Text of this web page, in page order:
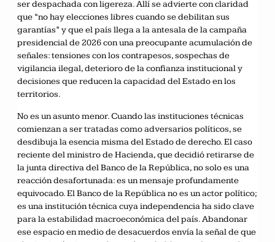
ser despachada con ligereza. Allí se advierte con claridad
que “no hay elecciones libres cuando se debilitan sus
garantías” y que el país llega a la antesala de la campaña
presidencial de 2026 con una preocupante acumulación de
señales: tensiones con los contrapesos, sospechas de
vigilancia ilegal, deterioro de la confianza institucional y
decisiones que reducen la capacidad del Estado en los
territorios.
No es un asunto menor. Cuando las instituciones técnicas
comienzan a ser tratadas como adversarios políticos, se
desdibuja la esencia misma del Estado de derecho. El caso
reciente del ministro de Hacienda, que decidió retirarse de
la junta directiva del Banco de la República, no solo es una
reacción desafortunada: es un mensaje profundamente
equivocado. El Banco de la República no es un actor político;
es una institución técnica cuya independencia ha sido clave
para la estabilidad macroeconómica del país. Abandonar
ese espacio en medio de desacuerdos envía la señal de que